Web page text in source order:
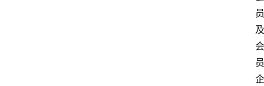
员
及
会
员
企